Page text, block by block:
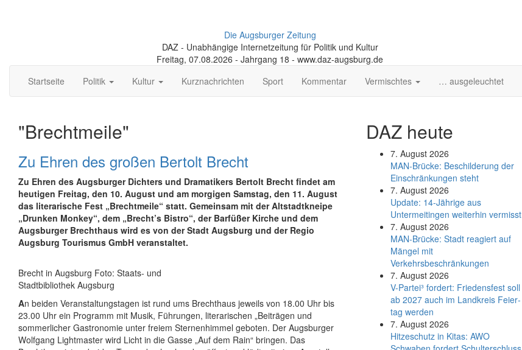
Die Augsburger Zeitung
DAZ - Unabhängige Internetzeitung für Politik und Kultur
Freitag, 07.08.2026 - Jahrgang 18 - www.daz-augsburg.de
Startseite
Politik Kultur Kurznachrichten Sport Kommentar Vermischtes … ausgeleuchtet
"Brechtmeile"
Zu Ehren des großen Bertolt Brecht
Zu Ehren des Augsburger Dichters und Dramatikers Bertolt Brecht findet am
heutigen Freitag, den 10. August und am morgigen Samstag, den 11. August
das literarische Fest „Brechtmeile“ statt. Gemeinsam mit der Altstadtkneipe
„Drunken Monkey“, dem „Brecht’s Bistro“, der Barfüßer Kirche und dem
Augsburger Brechthaus wird es von der Stadt Augsburg und der Regio
Augsburg Tourismus GmbH veranstaltet.
Brecht in Augsburg Foto: Staats- und
Stadtbibliothek Augsburg
An beiden Veranstaltungstagen ist rund ums Brechthaus jeweils von 18.00 Uhr bis
23.00 Uhr ein Programm mit Musik, Führungen, literarischen „Beiträgen und
sommerlicher Gastronomie unter freiem Sternenhimmel geboten. Der Augsburger
Wolfgang Lightmaster wird Licht in die Gasse „Auf dem Rain“ bringen. Das
DAZ heute
7. August 2026
MAN-Brücke: Beschilderung der
Einschränkungen steht
7. August 2026
Update: 14-Jährige aus
Untermeitingen weiterhin vermisst
7. August 2026
MAN-Brücke: Stadt reagiert auf
Mängel mit
Verkehrsbeschränkungen
7. August 2026
V-Partei­³ fordert: Friedens­fest soll
ab 2027 auch im Land­kreis Feier­
tag werden
7. August 2026
Hitzeschutz in Kitas: AWO